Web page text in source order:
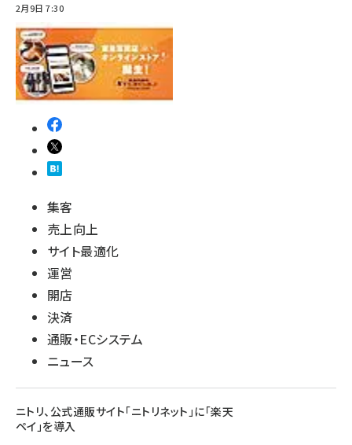
2月9日 7:30
集客
売上向上
サイト最適化
運営
開店
決済
通販・ECシステム
ニュース
ニトリ、公式通販サイト「ニトリネット」に「楽天
ペイ」を導入